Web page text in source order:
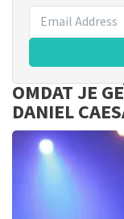
OMDAT JE
DANIEL